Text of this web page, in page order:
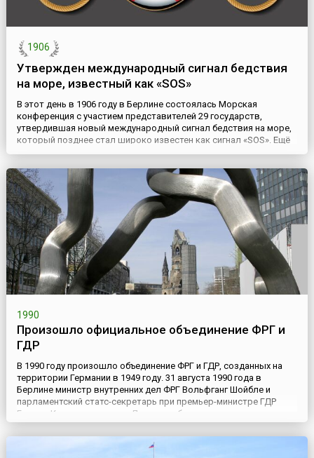
1906
Утвержден международный сигнал бедствия
на море, известный как «SOS»
В этот день в 1906 году в Берлине состоялась Морская
конференция с участием представителей 29 государств,
утвердившая новый международный сигнал бедствия на море,
который позднее стал широко известен как сигнал «SOS». Ещё
до изобретения в начале 1890-х радио, на морских судах уже
аудиосигналов бедствия. Для этого использовались такие
средства связи ...
1990
Произошло официальное объединение ФРГ и
ГДР
В 1990 году произошло объединение ФРГ и ГДР, созданных на
территории Германии в 1949 году. 31 августа 1990 года в
Берлине министр внутренних дел ФРГ Вольфганг Шойбле и
парламентский статс-секретарь при премьер-министре ГДР
Гюнтер Краузе подписали Договор об установлении
германского единства между Федеративной Республикой
Германией и Германской Демократической Республикой
(Договор об объединени...